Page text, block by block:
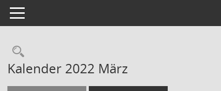
Toggle navigation
Kalender 2022 März